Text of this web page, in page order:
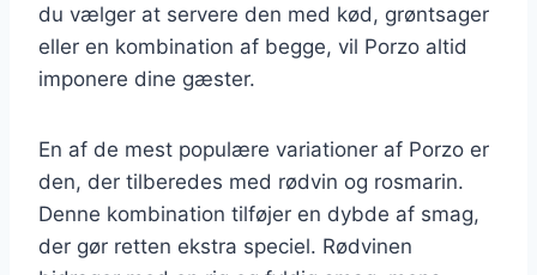
du vælger at servere den med kød, grøntsager
eller en kombination af begge, vil Porzo altid
imponere dine gæster.
En af de mest populære variationer af Porzo er
den, der tilberedes med rødvin og rosmarin.
Denne kombination tilføjer en dybde af smag,
der gør retten ekstra speciel. Rødvinen